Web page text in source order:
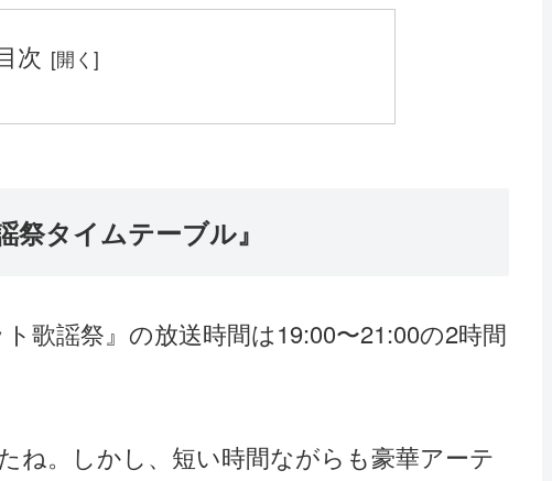
次
祭タイムテーブル』
歌謡祭』の放送時間は19:00〜21:00の2時間
ね。しかし、短い時間ながらも豪華アーテ